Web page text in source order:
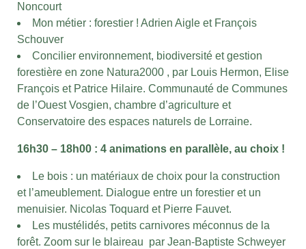
Noncourt
Mon métier : forestier ! Adrien Aigle et François
Schouver
Concilier environnement, biodiversité et gestion
forestière en zone Natura2000 , par Louis Hermon, Elise
François et Patrice Hilaire. Communauté de Communes
de l’Ouest Vosgien, chambre d’agriculture et
Conservatoire des espaces naturels de Lorraine.
16h30 – 18h00 : 4 animations en parallèle, au choix !
Le bois : un matériaux de choix pour la construction
et l’ameublement. Dialogue entre un forestier et un
menuisier. Nicolas Toquard et Pierre Fauvet.
Les mustélidés, petits carnivores méconnus de la
forêt. Zoom sur le blaireau par Jean-Baptiste Schweyer